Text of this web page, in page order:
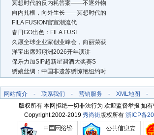
冥想时代的反内耗答案——不逐外物
向内扎根，向外生长——冥想时代的
FILA FUSION官宣潮流代
春日GO出色：FILA FUSI
久愿全球企业家创业峰会，向丽荣获
洋宝出席郑翔洲2026开年演讲
保乐力加SIP超新星调酒大奖赛S
绣娘丝绸：中国非遗苏绣惊艳纽约时
网站简介- 联系我们 - 营销服务 - XML地图 -
版权所有 本网拒绝一切非法行为 欢迎监督举报 如
Copyright.2002-2019 秀尚街版权所有 浙ICP备